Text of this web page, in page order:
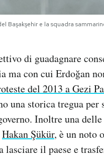
e la squadra
di guadagnare
ma con cui Erdoğan
del 2013 a Gezi
una storica tregua
Inoltre una
Hakan Şükür, è un noto
lasciare il paese e